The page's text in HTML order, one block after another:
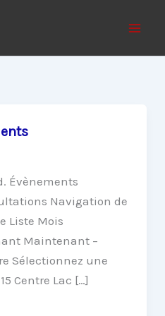
Évènements
Navigation de
Liste Mois
Maintenant –
Sélectionnez une
Centre Lac […]